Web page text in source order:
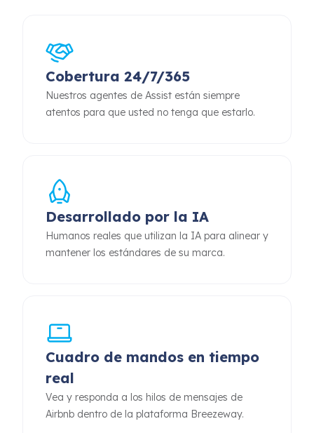
Cobertura 24/7/365
Nuestros agentes de Assist están siempre
atentos para que usted no tenga que estarlo.
Desarrollado por la IA
Humanos reales que utilizan la IA para alinear y
mantener los estándares de su marca.
Cuadro de mandos en tiempo
real
Vea y responda a los hilos de mensajes de
Airbnb dentro de la plataforma Breezeway.